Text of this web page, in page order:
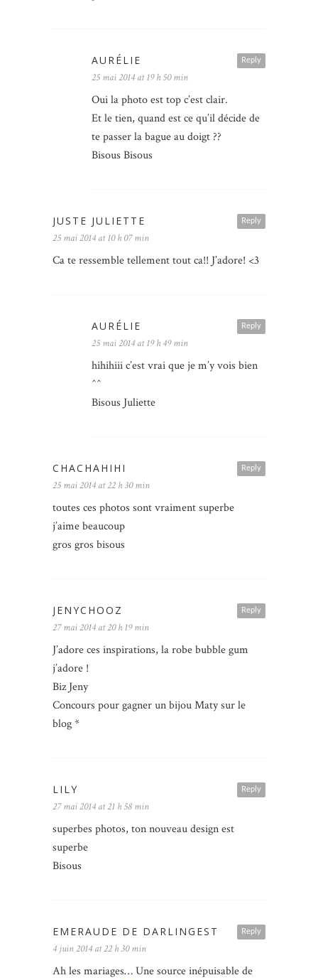
Reply
AURÉLIE
25 mai 2014 at 19 h 50 min
Oui la photo est top c’est clair.
Et le tien, quand est ce qu’il décide de
te passer la bague au doigt ??
Bisous Bisous
Reply
JUSTE JULIETTE
25 mai 2014 at 10 h 07 min
Ca te ressemble tellement tout ca!! J’adore! <3
Reply
AURÉLIE
25 mai 2014 at 19 h 49 min
hihihiii c’est vrai que je m’y vois bien
^^
Bisous Juliette
Reply
CHACHAHIHI
25 mai 2014 at 22 h 30 min
toutes ces photos sont vraiment superbe
j’aime beaucoup
gros gros bisous
Reply
JENYCHOOZ
27 mai 2014 at 20 h 19 min
J’adore ces inspirations, la robe bubble gum
j’adore !
Biz Jeny
Concours pour gagner un bijou Maty sur le
blog *
Reply
LILY
27 mai 2014 at 21 h 58 min
superbes photos, ton nouveau design est
superbe
Bisous
Reply
EMERAUDE DE DARLINGEST
4 juin 2014 at 22 h 30 min
Ah les mariages… Une source inépuisable de